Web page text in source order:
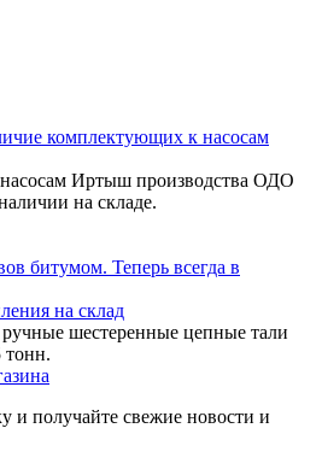
комплектующих к насосам
Иртыш производства ОДО
на складе.
битумом. Теперь всегда в
на склад
шестеренные цепные тали
тонн.
и получайте свежие новости и